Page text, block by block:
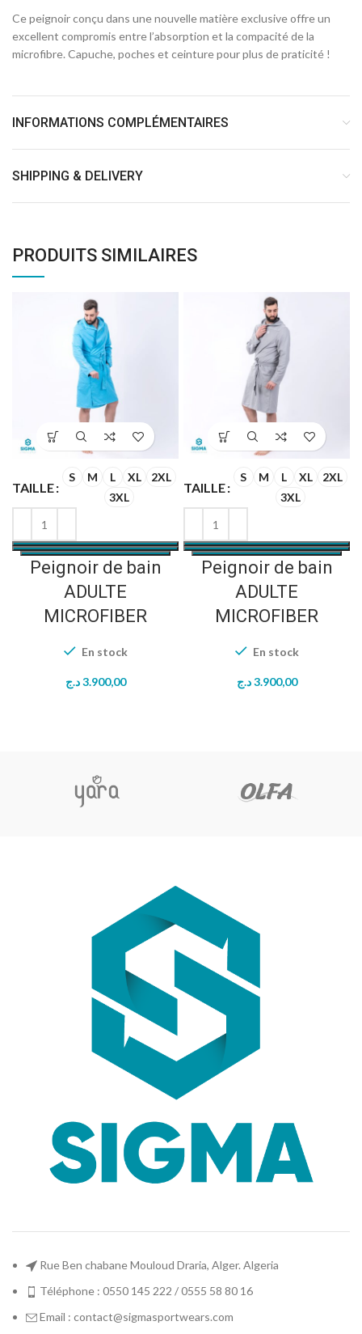
Ce peignoir conçu dans une nouvelle matière exclusive offre un
excellent compromis entre l’absorption et la compacité de la
microfibre. Capuche, poches et ceinture pour plus de praticité !
INFORMATIONS COMPLÉMENTAIRES
SHIPPING & DELIVERY
PRODUITS SIMILAIRES
TAILLE
S M L XL
2XL
3XL
Peignoir de bain
ADULTE
MICROFIBER
En stock
3.900,00 د.ج
TAILLE
S M L XL
2XL
3XL
Peignoir de bain
ADULTE
MICROFIBER
En stock
3.900,00 د.ج
Rue Ben chabane Mouloud Draria, Alger. Algeria
Téléphone : 0550 145 222 / 0555 58 80 16
Email : contact@sigmasportwears.com